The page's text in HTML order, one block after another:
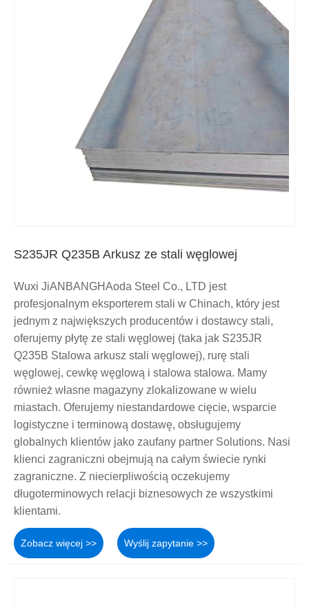
S235JR Q235B Arkusz ze stali węglowej
Wuxi JiANBANGHAoda Steel Co., LTD jest
profesjonalnym eksporterem stali w Chinach, który jest
jednym z największych producentów i dostawcy stali,
oferujemy płytę ze stali węglowej (taka jak S235JR
Q235B Stalowa arkusz stali węglowej), rurę stali
węglowej, cewkę węglową i stalowa stalowa. Mamy
również własne magazyny zlokalizowane w wielu
miastach. Oferujemy niestandardowe cięcie, wsparcie
logistyczne i terminową dostawę, obsługujemy
globalnych klientów jako zaufany partner Solutions. Nasi
klienci zagraniczni obejmują na całym świecie rynki
zagraniczne. Z niecierpliwością oczekujemy
długoterminowych relacji biznesowych ze wszystkimi
klientami.
Zobacz więcej >> Wyślij zapytanie >>